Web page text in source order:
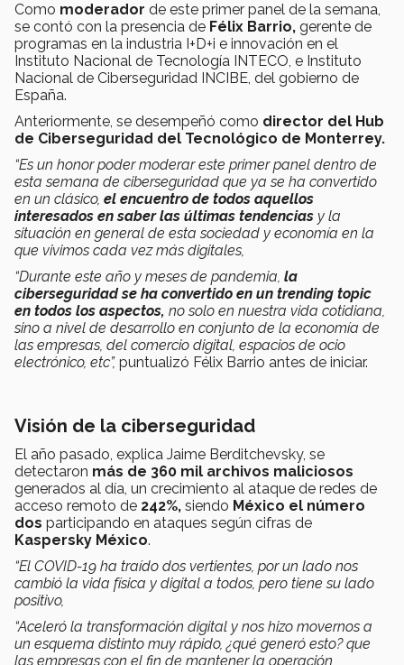
Como moderador de este primer panel de la semana,
se contó con la presencia de Félix Barrio, gerente de
programas en la industria I+D+i e innovación en el
Instituto Nacional de Tecnología INTECO, e Instituto
Nacional de Ciberseguridad INCIBE, del gobierno de
España.
Anteriormente, se desempeñó como director del Hub
de Ciberseguridad del Tecnológico de Monterrey.
“Es un honor poder moderar este primer panel dentro de
esta semana de ciberseguridad que ya se ha convertido
en un clásico, el encuentro de todos aquellos
interesados en saber las últimas tendencias y la
situación en general de esta sociedad y economía en la
que vivimos cada vez más digitales,
“Durante este año y meses de pandemia, la
ciberseguridad se ha convertido en un trending topic
en todos los aspectos, no solo en nuestra vida cotidiana,
sino a nivel de desarrollo en conjunto de la economía de
las empresas, del comercio digital, espacios de ocio
electrónico, etc”, puntualizó Félix Barrio antes de iniciar.
Visión de la ciberseguridad
El año pasado, explica Jaime Berditchevsky, se
detectaron más de 360 mil archivos maliciosos
generados al día, un crecimiento al ataque de redes de
acceso remoto de 242%, siendo México el número
dos participando en ataques según cifras de
Kaspersky México.
“El COVID-19 ha traído dos vertientes, por un lado nos
cambió la vida física y digital a todos, pero tiene su lado
positivo,
“Aceleró la transformación digital y nos hizo movernos a
un esquema distinto muy rápido, ¿qué generó esto? que
las empresas con el fin de mantener la operación,